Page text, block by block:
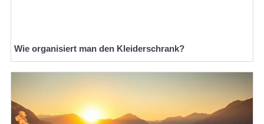
Wie organisiert man den Kleiderschrank?